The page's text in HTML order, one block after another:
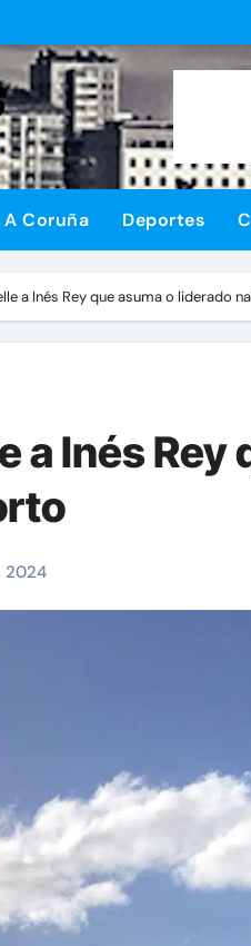
A Coruña Deportes
a Inés Rey que asuma o liderado
a Inés
2024